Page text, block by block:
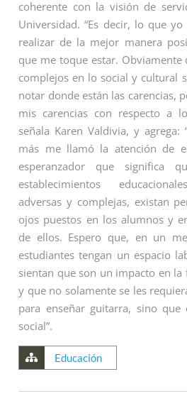
coherente con la visión de
Universidad. “Es decir, lo que
realizar de la mejor manera
que me toque estar. Obviamente
complejos en lo social y cultural
notar donde están las carencias,
mis carencias con respecto a
señala Karen Valdivia, y agrega:
más me llamó la atención de
esperanzador que significa
establecimientos
adversas y complejas, existan
ojos puestos en los alumnos y
de ellos. Espero que, en un
estudiantes tengan un espacio
sientan que son un impacto en
y que no solamente se les
para enseñar guitarra, sino
social”.
Educación